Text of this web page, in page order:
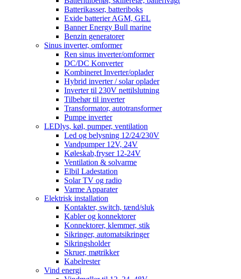
Batterikasser, batteriboks
Exide batterier AGM, GEL
Banner Energy Bull marine
Benzin generatorer
Sinus inverter, omformer
Ren sinus inverter/omformer
DC/DC Konverter
Kombineret Inverter/oplader
Hybrid inverter / solar oplader
Inverter til 230V nettilslutning
Tilbehør til inverter
Transformator, autotransformer
Pumpe inverter
LEDlys, køl, pumper, ventilation
Led og belysning 12/24/230V
Vandpumper 12V, 24V
Køleskab,fryser 12-24V
Ventilation & solvarme
Elbil Ladestation
Solar TV og radio
Varme Apparater
Elektrisk installation
Kontakter, switch, tænd/sluk
Kabler og konnektorer
Konnektorer, klemmer, stik
Sikringer, automatsikringer
Sikringsholder
Skruer, møtrikker
Kabelrester
Vind energi